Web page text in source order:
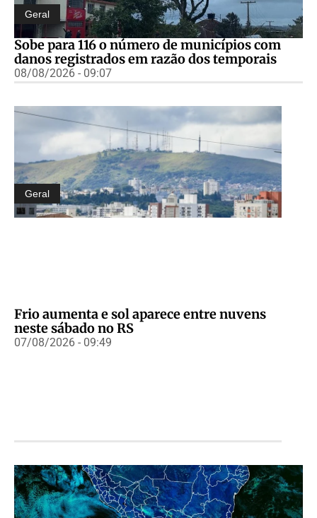
Geral
Sobe para 116 o número de municípios com
danos registrados em razão dos temporais
08/08/2026 - 09:07
Geral
Frio aumenta e sol aparece entre nuvens
neste sábado no RS
07/08/2026 - 09:49